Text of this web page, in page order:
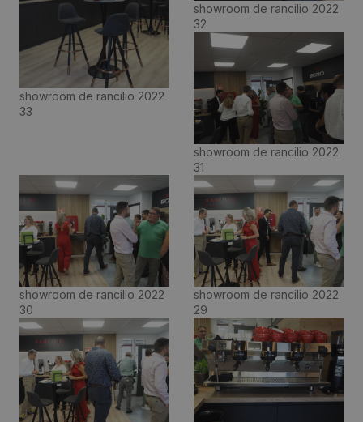
showroom de rancilio 2022
33
showroom de rancilio 2022
32
showroom de rancilio 2022
31
showroom de rancilio 2022
30
showroom de rancilio 2022
29